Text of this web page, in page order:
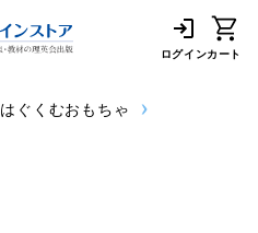
ログインカート
はぐくむおもちゃ